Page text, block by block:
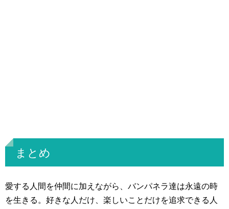
まとめ
愛する人間を仲間に加えながら、バンパネラ達は永遠の時
を生きる。好きな人だけ、楽しいことだけを追求できる人